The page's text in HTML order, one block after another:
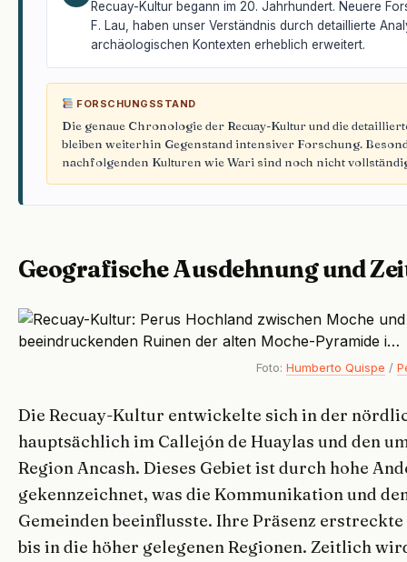
Recuay-Kultur begann im 20. Jahrhundert. Neuere
F. Lau, haben unser Verständnis durch detaillierte
archäologischen Kontexten erheblich erweitert.
FORSCHUNGSSTAND
Die genaue Chronologie der Recuay-Kultur und die
bleiben weiterhin Gegenstand intensiver Forschung.
nachfolgenden Kulturen wie Wari sind noch nicht
Geografische Ausdehnung und
Foto: Humberto Quispe /
Die Recuay-Kultur entwickelte sich in der
hauptsächlich im Callejón de Huaylas und den
Region Ancash. Dieses Gebiet ist durch hohe
gekennzeichnet, was die Kommunikation und
Gemeinden beeinflusste. Ihre Präsenz
bis in die höher gelegenen Regionen. Zeitlich